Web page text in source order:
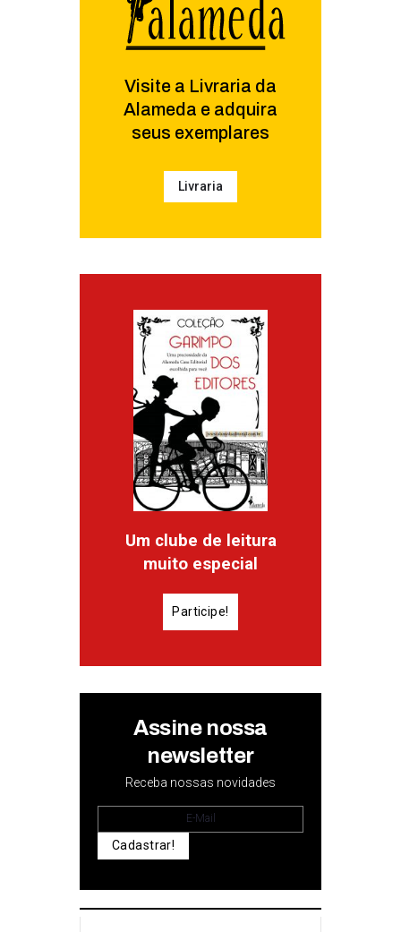
Visite a Livraria da
Alameda e adquira
seus exemplares
Livraria
Um clube de leitura
muito especial
Participe!
Assine nossa
newsletter
Receba nossas novidades
Cadastrar!